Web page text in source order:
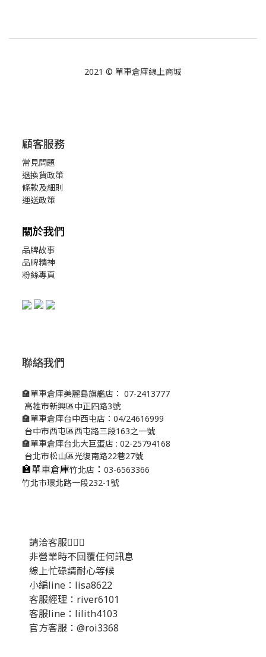
2021 © 單車倉庫線上商城
顧客服務
常見問題
退換貨政策
條款及細則
運送政策
關於我們
品牌故事
品牌精神
粉絲專頁
聯絡我們
🏣單車倉庫美麗島旗艦店： 07-2413777
高雄市新興區中正四路3號
🏣單車倉庫台中西屯店：04/24616999
台中市西屯區西屯路三段163之一號
🏣單車倉庫台北大巨蛋店 : 02-25794168
台北市松山區光復南路22巷27號
🏣單車倉庫竹北店 ： 03-6563366
竹北市環北路一段232-1號
請洽客服💁🏻‍♂️
非營業時不回覆任何訊息
線上忙碌請耐心等候
小編line：lisa8622
客服經理：river6101
客服line：lilith4103
官方客服：@roi3368